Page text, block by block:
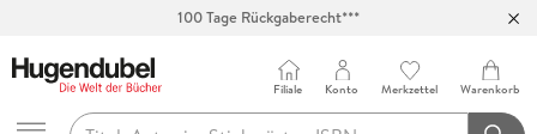
100 Tage Rückgaberecht***
Hugendubel
Filiale Konto Merkzettel Warenkorb